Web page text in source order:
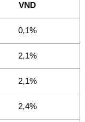
VND
0,1%
2,1%
2,1%
2,4%